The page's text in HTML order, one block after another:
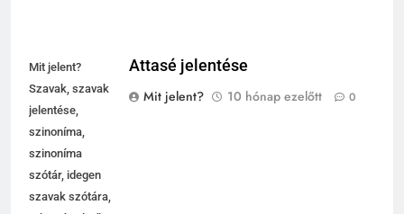
Mit jelent?
Szavak, szavak
jelentése,
szinoníma,
szinoníma
szótár, idegen